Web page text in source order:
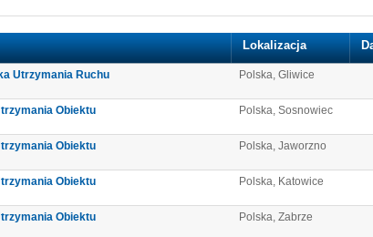
Lokalizacja
Utrzymania Ruchu
Polska, Gliwice
Obiektu
Polska, Sosnowiec
Obiektu
Polska, Jaworzno
Obiektu
Polska, Katowice
Obiektu
Polska, Zabrze